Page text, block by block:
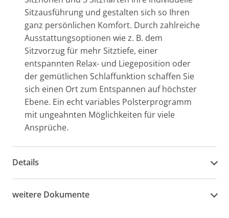
Sitzausführung und gestalten sich so Ihren
ganz persönlichen Komfort. Durch zahlreiche
Ausstattungsoptionen wie z. B. dem
Sitzvorzug für mehr Sitztiefe, einer
entspannten Relax- und Liegeposition oder
der gemütlichen Schlaffunktion schaffen Sie
sich einen Ort zum Entspannen auf höchster
Ebene. Ein echt variables Polsterprogramm
mit ungeahnten Möglichkeiten für viele
Ansprüche.
Details
weitere Dokumente